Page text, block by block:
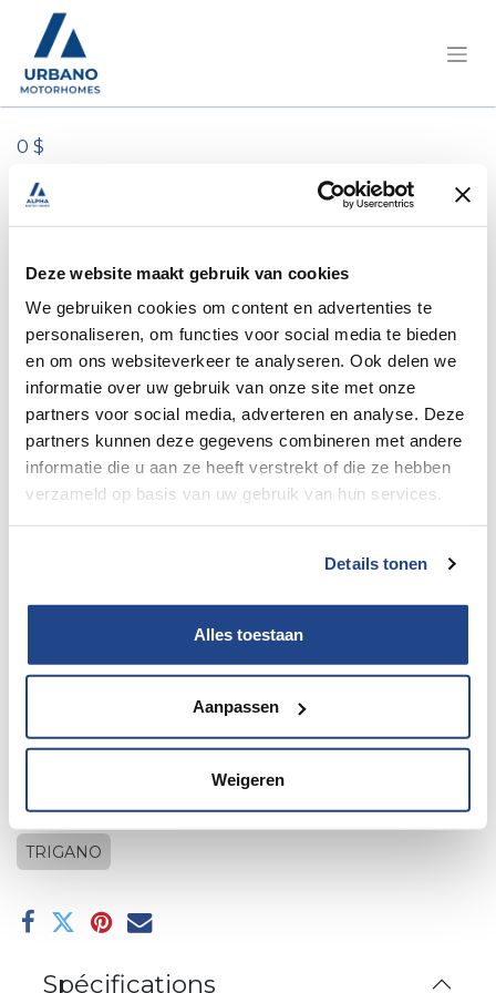
Deze website maakt gebruik van cookies
We gebruiken cookies om content en advertenties te
personaliseren, om functies voor social media te bieden
en om ons websiteverkeer te analyseren. Ook delen we
informatie over uw gebruik van onze site met onze
partners voor social media, adverteren en analyse. Deze
partners kunnen deze gegevens combineren met andere
informatie die u aan ze heeft verstrekt of die ze hebben
verzameld op basis van uw gebruik van hun services.
Details tonen
Alles toestaan
Aanpassen
Weigeren
0 $
Tous les produits
1 petit pont marron
1 petit pont marron
Ajouter à la liste de souhaits
TRIGANO
Spécifications